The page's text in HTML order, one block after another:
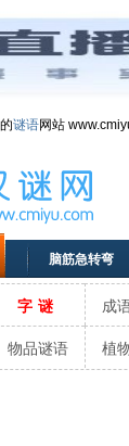
谜语网站
脑筋急转弯
字谜 成
物品谜语 植